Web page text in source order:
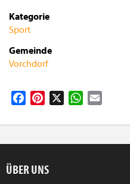
Kategorie
Sport
Gemeinde
Vorchdorf
FacebookPinterest WhatsApp
ÜBER UNS